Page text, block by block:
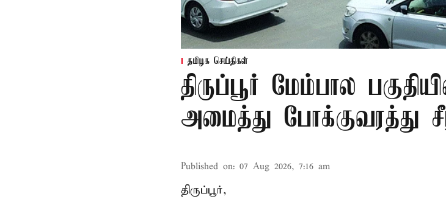
தமிழக செய்திகள்
திருப்பூர் மேம்பால
அமைத்து போக்குவரத்து
Published on: 07 Aug 2026, 7:16 am
திருப்பூர்,